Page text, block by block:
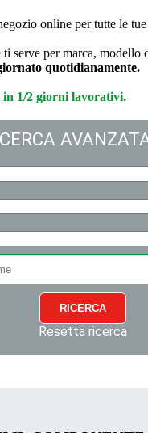
online per tutte le tue
serve per marca, modello
quotidianamente.
in 1/2 giorni lavorativi.
RICERCA
Resetta ricerca